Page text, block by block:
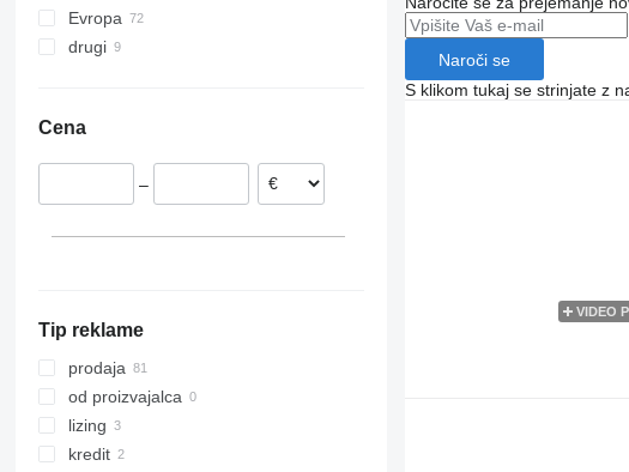
Actros 2548
Actros 2551
Evropa
Nizozemska
Italija
drugi
Cena
–
Tip reklame
prodaja
od proizvajalca
lizing
kredit
Naroči se
S klikom tukaj se strinjate z
VIDEO